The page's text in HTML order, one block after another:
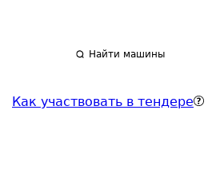
Найти машины
Как участвовать в тендере